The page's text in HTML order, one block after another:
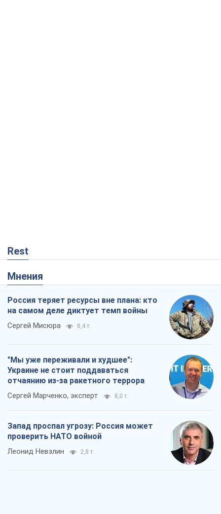
Rest
Мнения
Россия теряет ресурсы вне плана: кто
на самом деле диктует темп войны
Сергей Мисюра 8,4 т.
"Мы уже переживали и худшее":
Украине не стоит поддаваться
отчаянию из-за ракетного террора
Сергей Марченко, эксперт 8,0 т.
Запад проспал угрозу: Россия может
проверить НАТО войной
Леонид Невзлин 2,8 т.